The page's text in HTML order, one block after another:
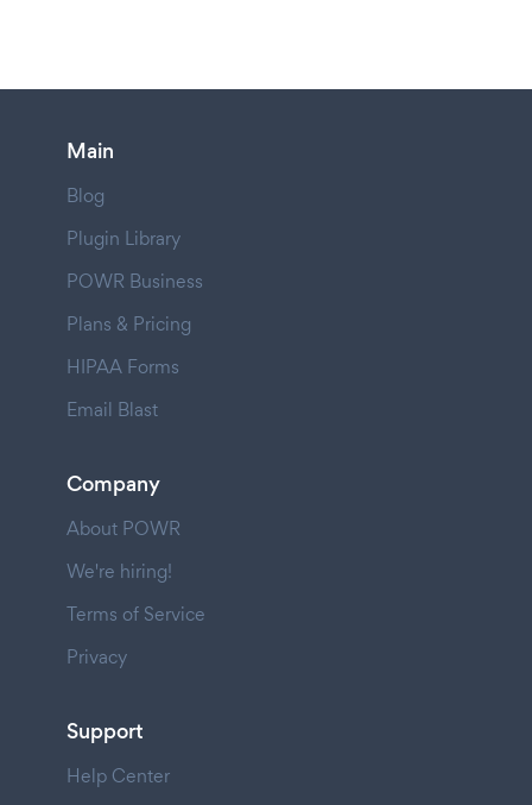
Main
Blog
Plugin Library
POWR Business
Plans & Pricing
HIPAA Forms
Email Blast
Company
About POWR
We're hiring!
Terms of Service
Privacy
Support
Help Center